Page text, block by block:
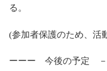
る。
(参加者保護のため、活
ーーー 今後の予定 －